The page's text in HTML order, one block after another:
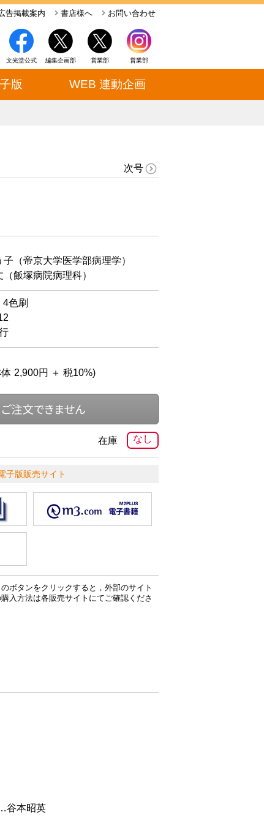
お問い合わせ
書店様へ
告掲載案内
営業部
営業部
編集企画部
文光堂公式
版 WEB 連動企画
次号
（帝京大学医学部病理学）
飯塚病院病理科）
色刷
体 2,900円 ＋ 税10%)
なし
在庫
子版販売サイト
ボタンをクリックすると，外部のサイト
入方法は各販売サイトにてご確認くださ
谷本昭英